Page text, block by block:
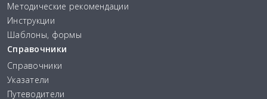
Методические рекомендации
Инструкции
Шаблоны, формы
Справочники
Справочники
Указатели
Путеводители